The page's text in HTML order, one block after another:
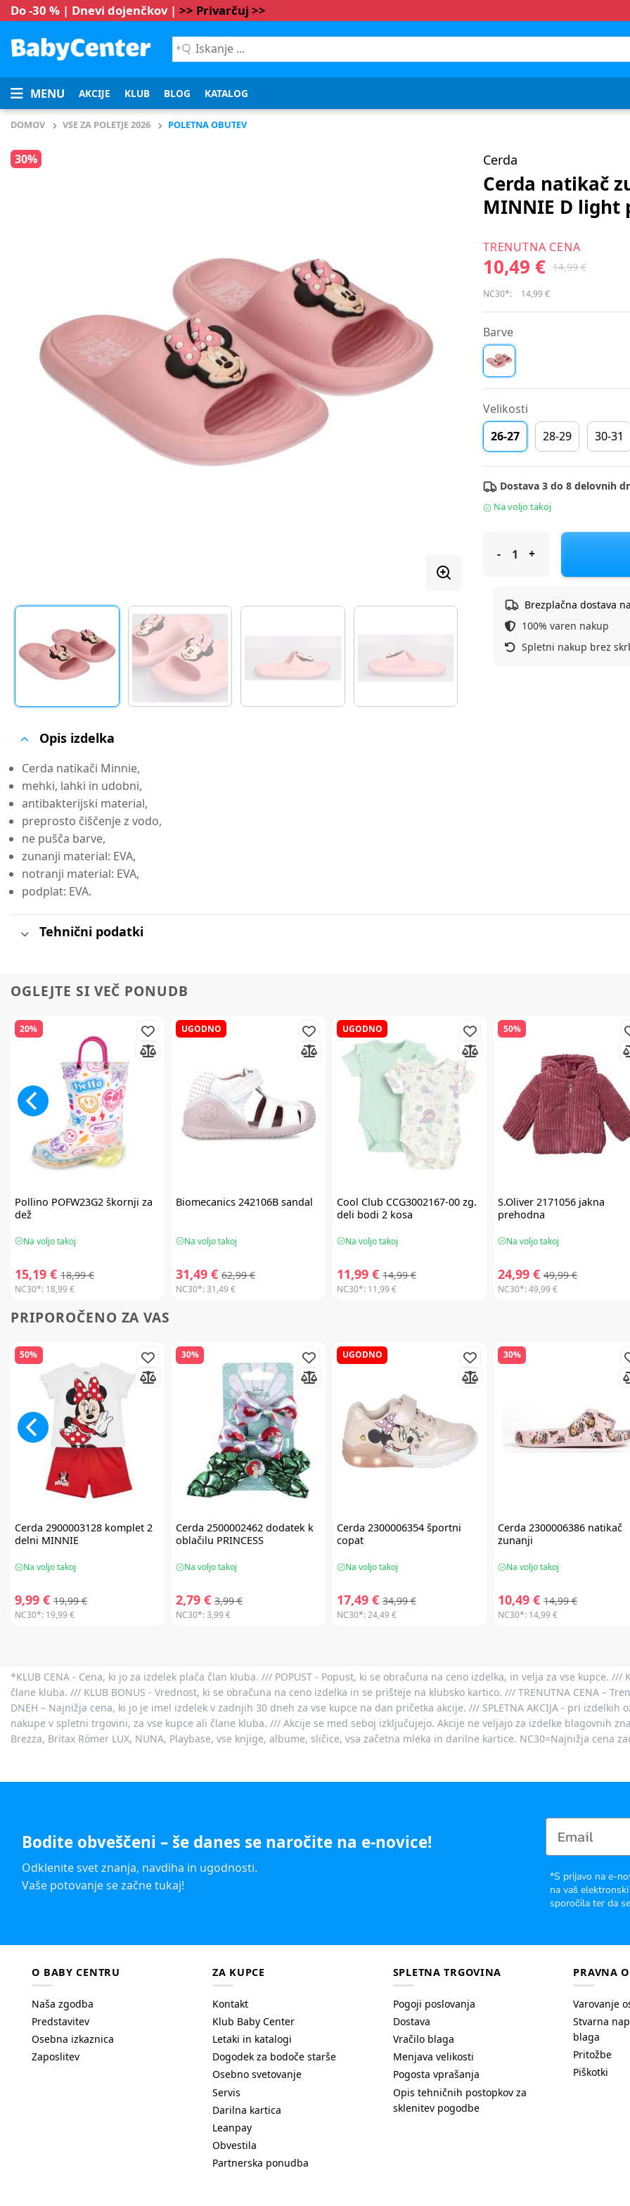
Do -30 % | Dnevi dojenčkov | >> Privarčuj >>
Iskanje
...
MENU AKCIJE KLUB BLOG KATALOG
DOMOV VSE ZA POLETJE 2026 POLETNA OBUTEV
30% Cerda
Cerda natikač
MINNIE D light
TRENUTNA CENA
10,49 € 14,99 €
NC30*: 14,99 €
Barve
Velikosti
26-27
28-29 30-31
Dostava 3 do 8 delovnih
Na voljo takoj
Cerda natikač zunanji
Brezplačna dostava
100% varen nakup
Spletni nakup brez
Opis izdelka
Cerda natikači Minnie,
mehki, lahki in udobni,
antibakterijski material,
preprosto čiščenje z vodo,
ne pušča barve,
zunanji material: EVA,
notranji material: EVA,
podplat: EVA.
Tehnični podatki
OGLEJTE SI VEČ PONUDB
20%
Pollino POFW23G2 škornji za
dež
Na voljo takoj
15,19 € 18,99 €
NC30*: 18,99 €
UGODNO
Biomecanics 242106B sandal
Na voljo takoj
31,49 € 62,99 €
NC30*:31,49 €
UGODNO
Cool Club CCG3002167-00 zg.
deli bodi 2 kosa
Na voljo takoj
11,99 € 14,99 €
NC30*: 11,99 €
50%
S.Oliver 2171056 jakna
prehodna
Na voljo takoj
24,99 € 49,99 €
NC30*:49,99 €
PRIPOROČENO ZA VAS
50%
Cerda 2900003128 komplet 2
delni MINNIE
Na voljo takoj
9,99 € 19,99 €
NC30*: 19,99 €
30%
Cerda 2500002462 dodatek k
oblačilu PRINCESS
Na voljo takoj
2,79 € 3,99 €
NC30*:3,99 €
UGODNO
Cerda 2300006354 športni
copat
Na voljo takoj
17,49 € 34,99 €
NC30*:24,49 €
30%
Cerda 2300006386 natikač
zunanji
Na voljo takoj
10,49 € 14,99 €
NC30*: 14,99 €
*KLUB CENA - Cena, ki jo za izdelek plača član kluba. /// POPUST - Popust, ki se obračuna na ceno izdelka, in velja za vse kupce. ///
člane kluba. /// KLUB BONUS - Vrednost, ki se obračuna na ceno izdelka in se prišteje na klubsko kartico. /// TRENUTNA CENA –
DNEH – Najnižja cena, ki jo je imel izdelek v zadnjih 30 dneh za vse kupce na dan pričetka akcije. /// SPLETNA AKCIJA - pri
nakupe v spletni trgovini, za vse kupce ali člane kluba. /// Akcije se med seboj izključujejo. Akcije ne veljajo za izdelke blagovnih
Brezza, Britax Römer LUX, NUNA, Playbase, vse knjige, albume, sličice, vsa začetna mleka in darilne kartice. NC30=Najnižja cena
Bodite obveščeni – še danes se naročite na e-novice!
Odklenite svet znanja, navdiha in ugodnosti.
Vaše potovanje se začne tukaj!
*S prijavo na e-
na vaš
sporočila ter da
O BABY CENTRU
Naša zgodba
Predstavitev
Osebna izkaznica
Zaposlitev
ZA KUPCE
Kontakt
Klub Baby Center
Letaki in katalogi
Dogodek za bodoče starše
Osebno svetovanje
Servis
Darilna kartica
Leanpay
Obvestila
Partnerska ponudba
SPLETNA TRGOVINA
Pogoji poslovanja
Dostava
Vračilo blaga
Menjava velikosti
Pogosta vprašanja
Opis tehničnih postopkov za
sklenitev pogodbe
PRAVNA
Varovanje
Stvarna
blaga
Pritožbe
Piškotki